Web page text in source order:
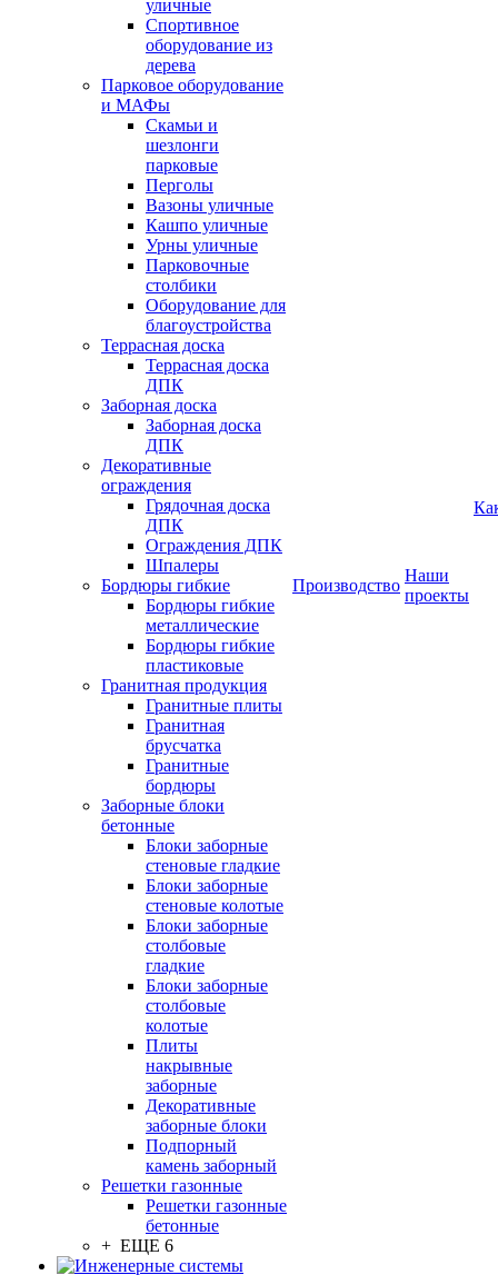
уличные
Спортивное
оборудование из
дерева
Парковое оборудование
и МАФы
Скамьи и
шезлонги
парковые
Перголы
Вазоны уличные
Кашпо уличные
Урны уличные
Парковочные
столбики
Оборудование для
благоустройства
Террасная доска
Террасная доска
ДПК
Заборная доска
Заборная доска
ДПК
Декоративные
ограждения
Грядочная доска
ДПК
Ограждения ДПК
Шпалеры
Бордюры гибкие
Бордюры гибкие
металлические
Бордюры гибкие
пластиковые
Гранитная продукция
Гранитные плиты
Гранитная
брусчатка
Гранитные
бордюры
Заборные блоки
бетонные
Блоки заборные
стеновые гладкие
Блоки заборные
стеновые колотые
Блоки заборные
столбовые
гладкие
Блоки заборные
столбовые
колотые
Плиты
накрывные
заборные
Декоративные
заборные блоки
Подпорный
камень заборный
Решетки газонные
Решетки газонные
бетонные
+ ЕЩЕ 6
Производство
Наши
проекты